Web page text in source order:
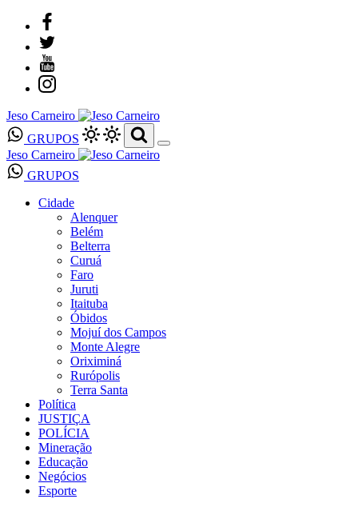
Jeso Carneiro
GRUPOS
Jeso Carneiro
GRUPOS
Cidade
Alenquer
Belém
Belterra
Curuá
Faro
Juruti
Itaituba
Óbidos
Mojuí dos Campos
Monte Alegre
Oriximiná
Rurópolis
Terra Santa
Política
JUSTIÇA
POLÍCIA
Mineração
Educação
Negócios
Esporte